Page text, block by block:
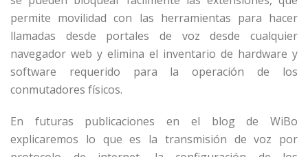
permite movilidad con las herramientas para hacer
llamadas desde portales de voz desde cualquier
navegador web y elimina el inventario de hardware y
software requerido para la operación de los
conmutadores físicos.
En futuras publicaciones en el blog de WiBo
explicaremos lo que es la transmisión de voz por